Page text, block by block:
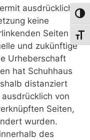
ausdrücklich,
keine
Seiten
und zukünftige
Urheberschaft
hat Schuhhaus
distanziert
von
Seiten,
wurden.
des